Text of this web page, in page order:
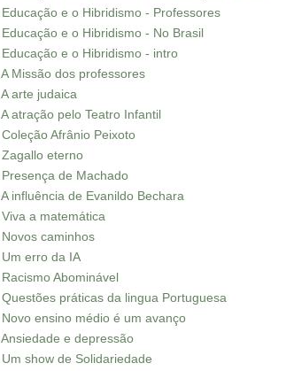
. Educação e o Hibridismo - Professores
. Educação e o Hibridismo - No Brasil
. Educação e o Hibridismo - intro
. A Missão dos professores
. A arte judaica
. A atração pelo Teatro Infantil
. Coleção Afrânio Peixoto
. Zagallo eterno
. Presença de Machado
. A influência de Evanildo Bechara
. Viva a matemática
. Novos caminhos
. Um erro da IA
. Racismo Abominável
. Questões práticas da lingua Portuguesa
. Novo ensino médio é um avanço
. Ansiedade e depressão
. Um show de Solidariedade